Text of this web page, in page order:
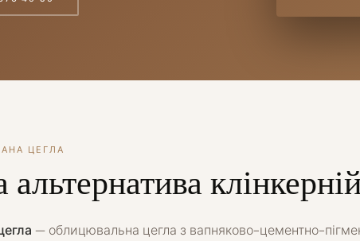
ЦЕГЛА
— облицювальна цегла з вапняково-цементно-